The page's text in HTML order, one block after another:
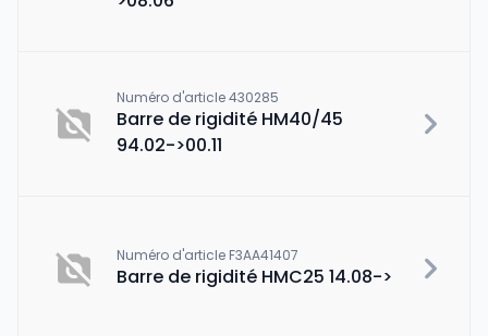
Numéro d'article 430285
Barre de rigidité HM40/45
94.02->00.11
Numéro d'article F3AA41407
Barre de rigidité HMC25 14.08->